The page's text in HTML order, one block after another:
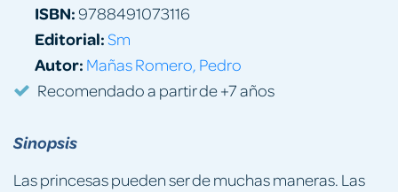
Sinopsis
Las princesas pueden ser de muchas maneras. Las
ISBN:9788491073116
Editorial:Sm
Autor: Mañas Romero, Pedro
Recomendado a partir de +7 años